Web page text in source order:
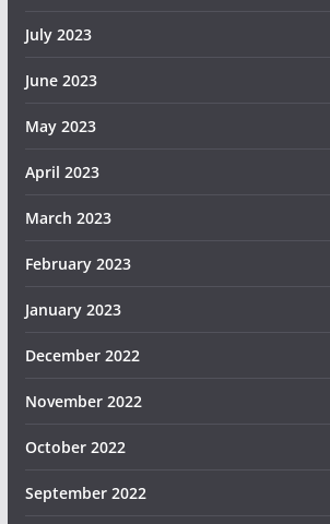
July 2023
June 2023
May 2023
April 2023
March 2023
February 2023
January 2023
December 2022
November 2022
October 2022
September 2022